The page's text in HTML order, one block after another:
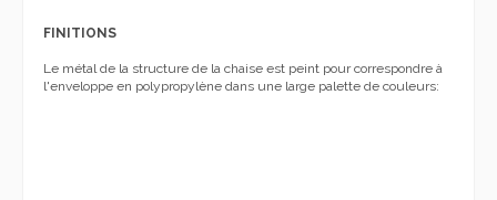
FINITIONS
Le métal de la structure de la chaise est peint pour correspondre à
l'enveloppe en polypropylène dans une large palette de couleurs: